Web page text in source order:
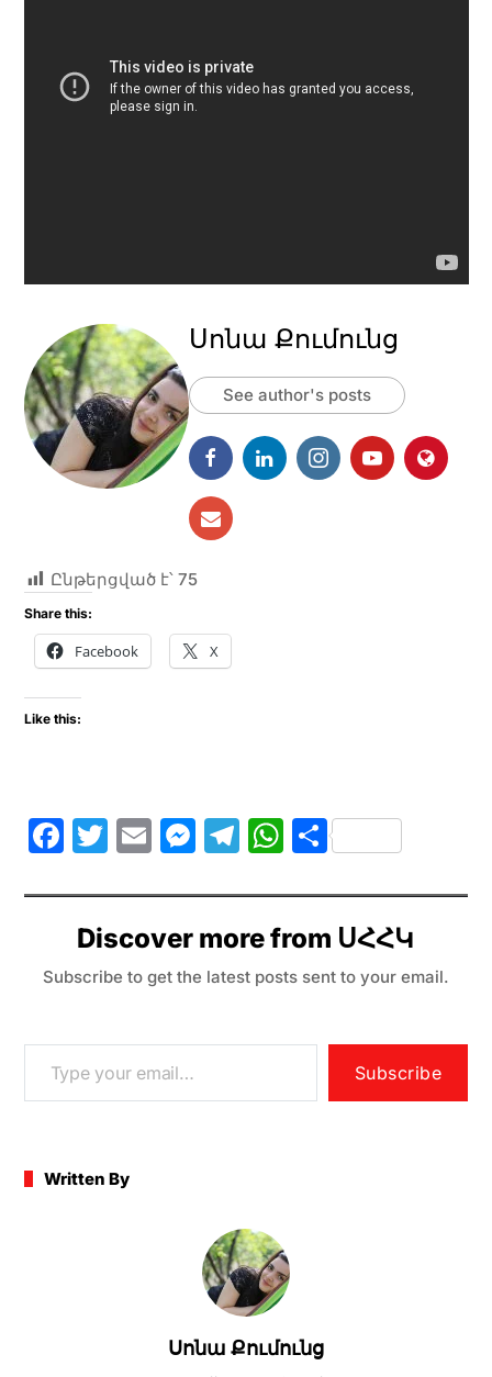
Սոնա Քումունց
See author's posts
Ընթերցված է՝ 75
Share this:
Facebook X
Like this:
F
c
e
b
o
k
T
itt
er
E
ai
l
M
s
s
e
g
T
e
gr
a
W
at
s
A
p
S
ar
e
Discover more from ՍՀՀԿ
Subscribe to get the latest posts sent to your email.
Subscribe
Written By
Սոնա Քումունց